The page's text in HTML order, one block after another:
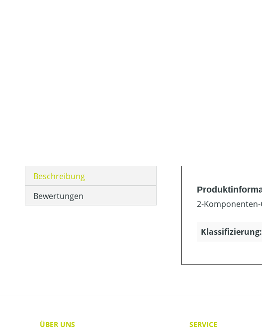
Beschreibung
Bewertungen
2-
Klassifizierung:
ÜBER UNS
SERVICE